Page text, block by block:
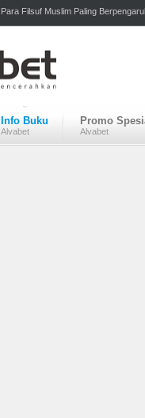
Para Filsuf Muslim Paling
Info Buku
Alvabet
Promo
Alvabet